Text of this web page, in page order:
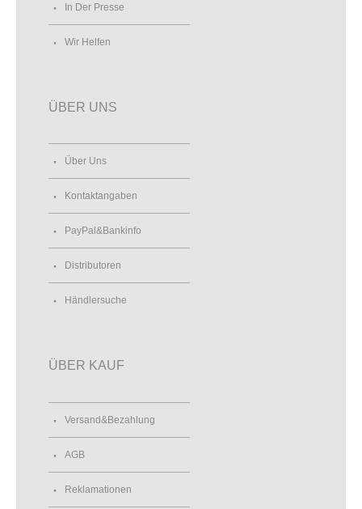
In Der Presse
Wir Helfen
ÜBER UNS
Über Uns
Kontaktangaben
PayPal&Bankinfo
Distributoren
Händlersuche
ÜBER KAUF
Versand&Bezahlung
AGB
Reklamationen